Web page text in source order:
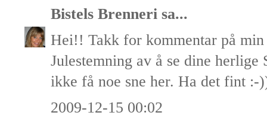
Bistels Brenneri sa...
Hei!! Takk for kommentar på
Julestemning av å se dine herlige
ikke få noe sne her. Ha det fint :-
2009-12-15 00:02